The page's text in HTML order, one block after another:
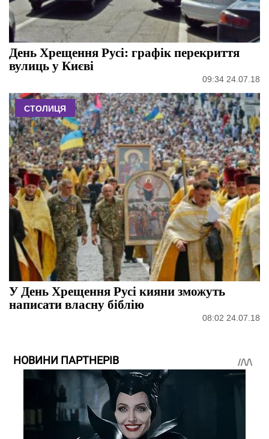
День Хрещення Русі: графік перекриття
вулиць у Києві
09:34 24.07.18
СТОЛИЦЯ
У День Хрещення Русі кияни зможуть
написати власну біблію
08:02 24.07.18
НОВИНИ ПАРТНЕРІВ